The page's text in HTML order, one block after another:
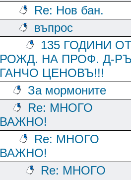
Re: Нов бан.
въпрос
135 ГОДИНИ
РОЖД. НА ПРОФ. Д-
ГАНЧО ЦЕНОВЪ!!!
За мормоните
Re: МНОГО
ВАЖНО!
Re: МНОГО
ВАЖНО!
Re: МНОГО